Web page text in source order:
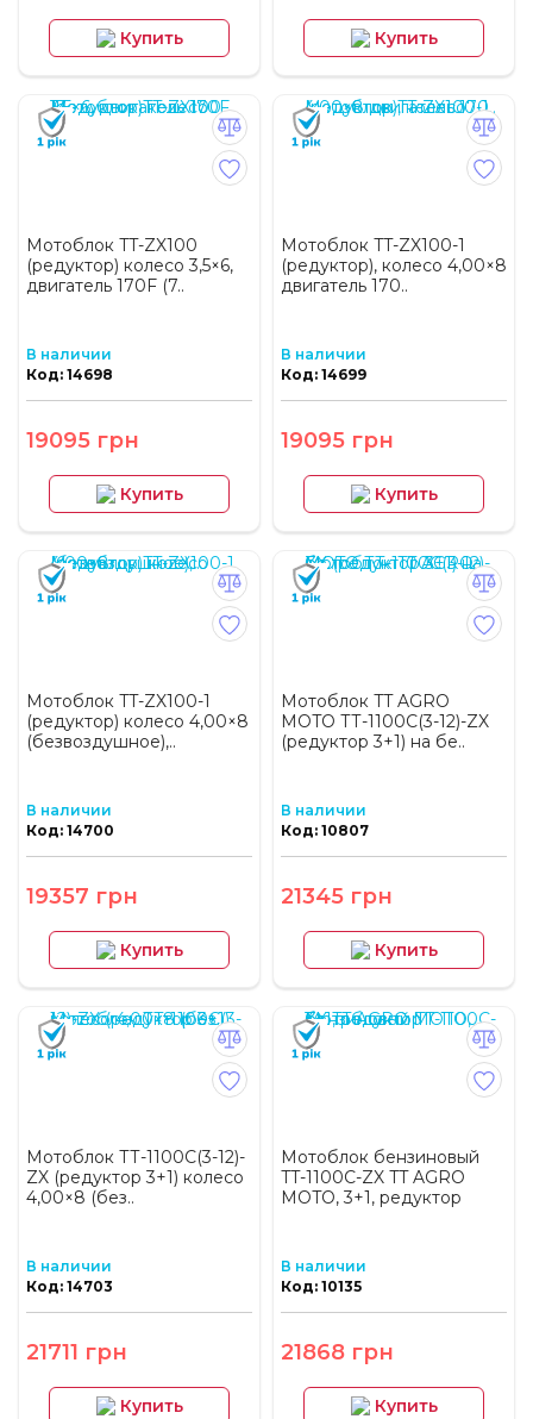
Купить Купить
Мотоблок TT-ZX100
(редуктор) колесо 3,5×6,
двигатель 170F (7..
В наличии
Код: 14698
19095 грн
Купить
Мотоблок TT-ZX100-1
(редуктор), колесо 4,00×8
двигатель 170..
В наличии
Код: 14699
19095 грн
Купить
Мотоблок TT-ZX100-1
(редуктор) колесо 4,00×8
(безвоздушное),..
В наличии
Код: 14700
19357 грн
Купить
Мотоблок TT AGRO
MOTO ТТ-1100С(3-12)-ZX
(редуктор 3+1) на бе..
В наличии
Код: 10807
21345 грн
Купить
Мотоблок ТТ-1100С(3-12)-
ZX (редуктор 3+1) колесо
4,00×8 (без..
В наличии
Код: 14703
21711 грн
Купить
Мотоблок бензиновый
TT-1100C-ZX TT AGRO
MOTO, 3+1, редуктор
В наличии
Код: 10135
21868 грн
Купить